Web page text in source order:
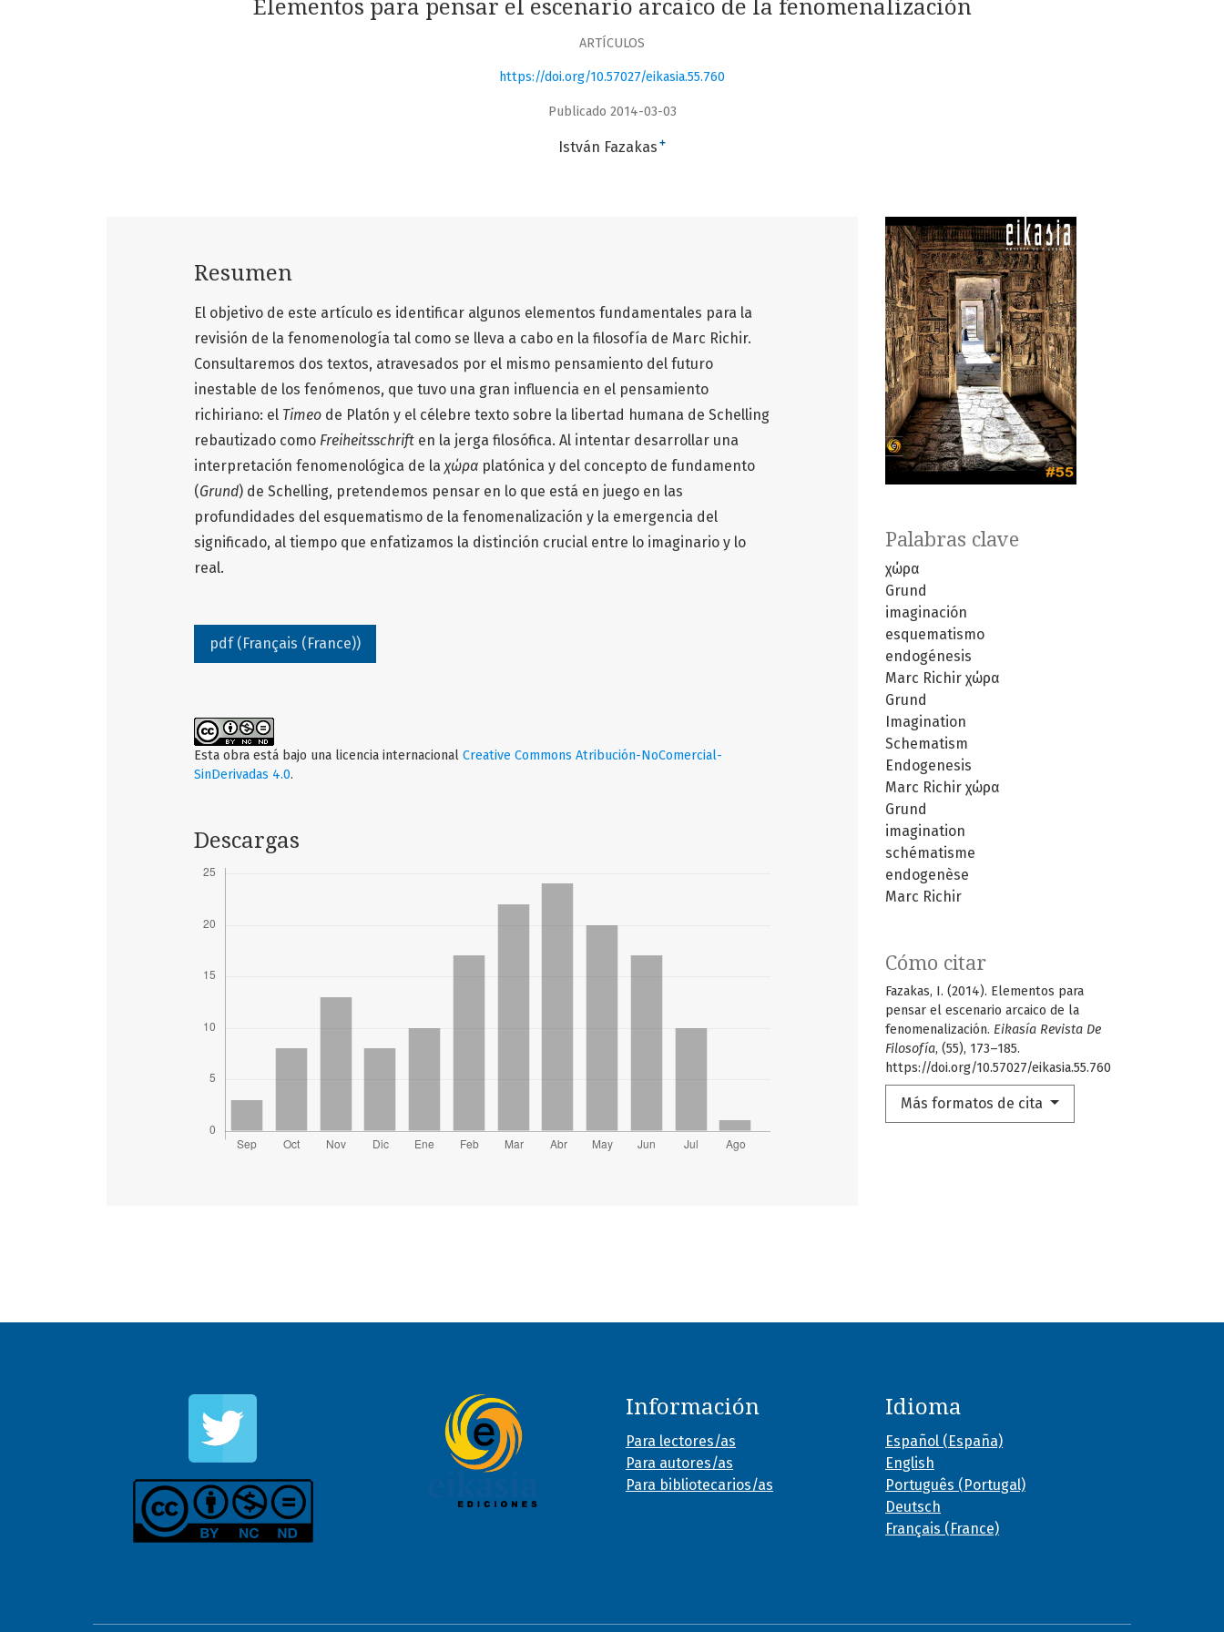
Elementos para pensar el escenario arcaico de la fenomenalización
ARTÍCULOS
https://doi.org/10.57027/eikasia.55.760
Publicado 2014-03-03
István Fazakas +
Palabras clave
χώρα
Grund
imaginación
esquematismo
endogénesis
Marc Richir χώρα
Grund
Imagination
Schematism
Endogenesis
Marc Richir χώρα
Grund
imagination
schématisme
endogenèse
Marc Richir
Cómo citar
Fazakas, I. (2014). Elementos para
pensar el escenario arcaico de la
fenomenalización. Eikasía Revista De
Filosofía, (55), 173–185.
https://doi.org/10.57027/eikasia.55.760
Más formatos de cita
Resumen
El objetivo de este artículo es identificar algunos elementos fundamentales para la
revisión de la fenomenología tal como se lleva a cabo en la filosofía de Marc Richir.
Consultaremos dos textos, atravesados por el mismo pensamiento del futuro
inestable de los fenómenos, que tuvo una gran influencia en el pensamiento
richiriano: el Timeo de Platón y el célebre texto sobre la libertad humana de Schelling
rebautizado como Freiheitsschrift en la jerga filosófica. Al intentar desarrollar una
interpretación fenomenológica de la χώρα platónica y del concepto de fundamento
(Grund) de Schelling, pretendemos pensar en lo que está en juego en las
profundidades del esquematismo de la fenomenalización y la emergencia del
significado, al tiempo que enfatizamos la distinción crucial entre lo imaginario y lo
real.
pdf (Français (France))
Esta obra está bajo una licencia internacional Creative Commons Atribución-NoComercial-
SinDerivadas 4.0.
Descargas
Información
Para lectores/as
Para autores/as
Para bibliotecarios/as
Idioma
Español (España)
English
Português (Portugal)
Deutsch
Français (France)